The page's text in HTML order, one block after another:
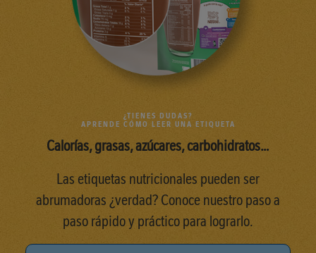
¿TIENES DUDAS?
APRENDE CÓMO LEER UNA ETIQUETA
Calorías, grasas, azúcares, carbohidratos…
Las etiquetas nutricionales pueden ser
abrumadoras ¿verdad? Conoce nuestro paso a
paso rápido y práctico para lograrlo.